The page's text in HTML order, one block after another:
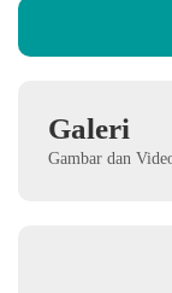
Galeri
Gambar dan